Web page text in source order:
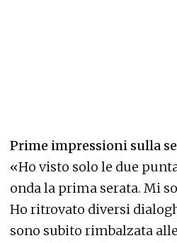
Prime impressioni sulla
«Ho visto solo le due
onda la prima serata. Mi
Ho ritrovato diversi
sono subito rimbalzata